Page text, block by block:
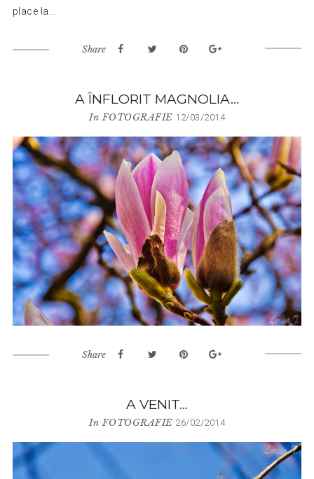
place la...
Share
A ÎNFLORIT MAGNOLIA…
InFOTOGRAFIE 12/03/2014
Share
A VENIT…
InFOTOGRAFIE 26/02/2014